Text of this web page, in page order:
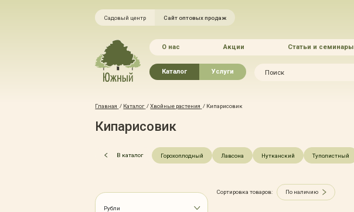
Садовый центр Сайт оптовых продаж
О нас Акции Статьи и семинары
Каталог
Хвойные растения
Плодово-ягодные растения
Цветы
Формованные растения
Услуги
Благоустройство и озеленение
Уход за садом
Правила оказания услуг
Главная / Каталог /Хвойные растения / Кипарисовик
Кипарисовик
В каталог Горохоплодный Лавсона Нутканский Туполистный
Рубли
Сортировка товаров: По наличию